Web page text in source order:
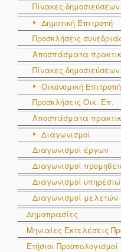
Πίνακες
Δημοτική Επιτροπή
Προσκλήσεις
Αποσπάσματα
Πίνακες
Οικονομική Επιτροπή
Προσκλήσεις Οικ. Επ.
Αποσπάσματα
Διαγωνισμοί
Διαγωνισμοί έργων
Διαγωνισμοί
Διαγωνισμοί
Διαγωνισμοί μελετών
Δημοπρασίες
Μηνιαίες Εκτελέσεις
Ετήσιοι Προϋπολογισμοί